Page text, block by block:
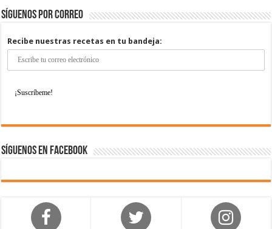
Síguenos por correo
Recibe nuestras recetas en tu bandeja:
Síguenos en Facebook